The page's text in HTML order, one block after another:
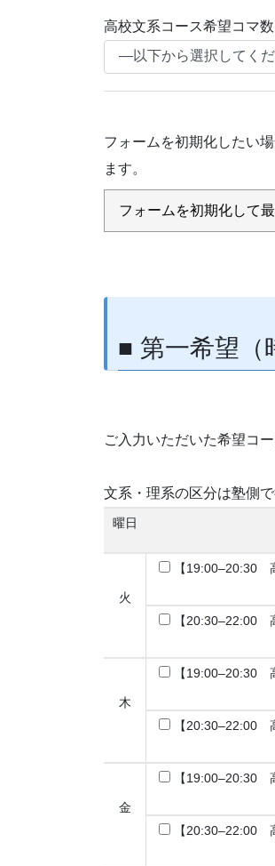
高校文系コース希望コマ数
フォームを初期化したい
ます。
■ 第一希望（
ご入力いただいた希望コ
文系・理系の区分は塾側
曜日
火
【19:00–20:30
【20:30–22:00
木
【19:00–20:30
【20:30–22:00
金
【19:00–20:30
【20:30–22:00